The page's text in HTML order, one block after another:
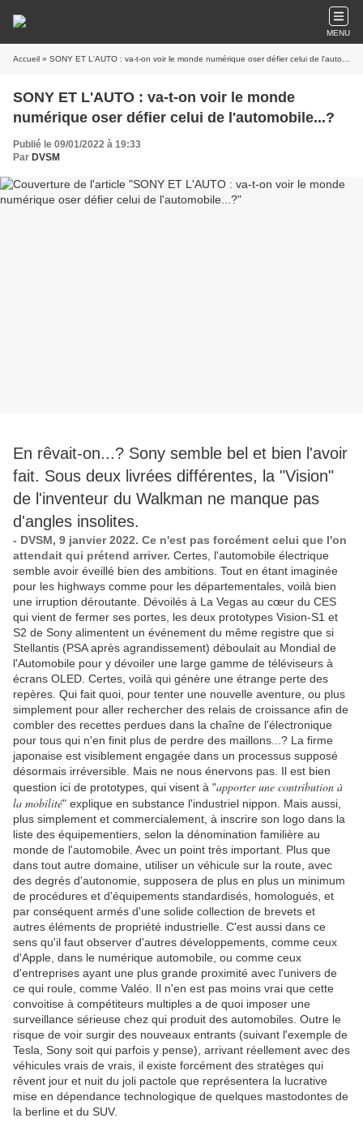
MENU
Accueil » SONY ET L'AUTO : va-t-on voir le monde numérique oser défier celui de l'automobile...?
SONY ET L'AUTO : va-t-on voir le monde
numérique oser défier celui de l'automobile...?
Publié le 09/01/2022 à 19:33
Par DVSM
En rêvait-on...? Sony semble bel et bien l'avoir
fait. Sous deux livrées différentes, la "Vision"
de l'inventeur du Walkman ne manque pas
d'angles insolites.
- DVSM, 9 janvier 2022. Ce n'est pas forcément celui que l'on
attendait qui prétend arriver. Certes, l'automobile électrique
semble avoir éveillé bien des ambitions. Tout en étant imaginée
pour les highways comme pour les départementales, voilà bien
une irruption déroutante. Dévoilés à La Vegas au cœur du CES
qui vient de fermer ses portes, les deux prototypes Vision-S1 et
S2 de Sony alimentent un événement du même registre que si
Stellantis (PSA après agrandissement) déboulait au Mondial de
l'Automobile pour y dévoiler une large gamme de téléviseurs à
écrans OLED. Certes, voilà qui génère une étrange perte des
repères. Qui fait quoi, pour tenter une nouvelle aventure, ou plus
simplement pour aller rechercher des relais de croissance afin de
combler des recettes perdues dans la chaîne de l'électronique
pour tous qui n'en finit plus de perdre des maillons...? La firme
japonaise est visiblement engagée dans un processus supposé
désormais irréversible. Mais ne nous énervons pas. Il est bien
question ici de prototypes, qui visent à "apporter une contribution à
la mobilité" explique en substance l'industriel nippon. Mais aussi,
plus simplement et commercialement, à inscrire son logo dans la
liste des équipementiers, selon la dénomination familière au
monde de l'automobile. Avec un point très important. Plus que
dans tout autre domaine, utiliser un véhicule sur la route, avec
des degrés d'autonomie, supposera de plus en plus un minimum
de procédures et d'équipements standardisés, homologués, et
par conséquent armés d'une solide collection de brevets et
autres éléments de propriété industrielle. C'est aussi dans ce
sens qu'il faut observer d'autres développements, comme ceux
d'Apple, dans le numérique automobile, ou comme ceux
d'entreprises ayant une plus grande proximité avec l'univers de
ce qui roule, comme Valéo. Il n'en est pas moins vrai que cette
convoitise à compétiteurs multiples a de quoi imposer une
surveillance sérieuse chez qui produit des automobiles. Outre le
risque de voir surgir des nouveaux entrants (suivant l'exemple de
Tesla, Sony soit qui parfois y pense), arrivant réellement avec des
véhicules vrais de vrais, il existe forcément des stratèges qui
rêvent jour et nuit du joli pactole que représentera la lucrative
mise en dépendance technologique de quelques mastodontes de
la berline et du SUV.